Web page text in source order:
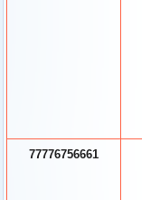
77776756661